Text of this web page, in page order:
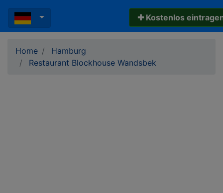
✚ Kostenlos
Home
Hamburg
Restaurant Blockhouse Wandsbek